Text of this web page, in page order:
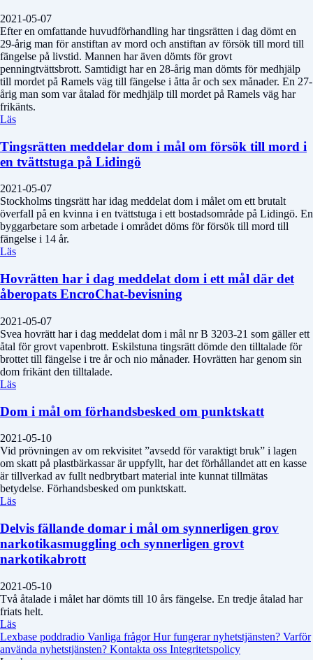
2021-05-07
Efter en omfattande huvudförhandling har tingsrätten i dag dömt en
29-årig man för anstiftan av mord och anstiftan av försök till mord till
fängelse på livstid. Mannen har även dömts för grovt
penningtvättsbrott. Samtidigt har en 28-årig man dömts för medhjälp
till mordet på Ramels väg till fängelse i åtta år och sex månader. En 27-
årig man som var åtalad för medhjälp till mordet på Ramels väg har
frikänts.
Läs
Tingsrätten meddelar dom i mål om försök till mord i
en tvättstuga på Lidingö
2021-05-07
Stockholms tingsrätt har idag meddelat dom i målet om ett brutalt
överfall på en kvinna i en tvättstuga i ett bostadsområde på Lidingö. En
byggarbetare som arbetade i området döms för försök till mord till
fängelse i 14 år.
Läs
Hovrätten har i dag meddelat dom i ett mål där det
åberopats EncroChat-bevisning
2021-05-07
Svea hovrätt har i dag meddelat dom i mål nr B 3203-21 som gäller ett
åtal för grovt vapenbrott. Eskilstuna tingsrätt dömde den tilltalade för
brottet till fängelse i tre år och nio månader. Hovrätten har genom sin
dom frikänt den tilltalade.
Läs
Dom i mål om förhandsbesked om punktskatt
2021-05-10
Vid prövningen av om rekvisitet ”avsedd för varaktigt bruk” i lagen
om skatt på plastbärkassar är uppfyllt, har det förhållandet att en kasse
är tillverkad av fullt nedbrytbart material inte kunnat tillmätas
betydelse. Förhandsbesked om punktskatt.
Läs
Delvis fällande domar i mål om synnerligen grov
narkotikasmuggling och synnerligen grovt
narkotikabrott
2021-05-10
Två åtalade i målet har dömts till 10 års fängelse. En tredje åtalad har
friats helt.
Läs
Lexbase poddradio Vanliga frågorHur fungerar nyhetstjänsten? Varför
använda nyhetstjänsten? Kontakta oss Integritetspolicy